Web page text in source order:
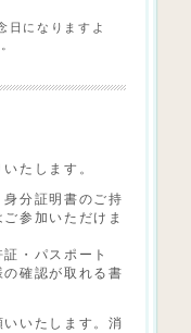
日になりますよ
たします。
分証明書のご持
参加いただけま
・パスポート
確認が取れる書
いたします。消